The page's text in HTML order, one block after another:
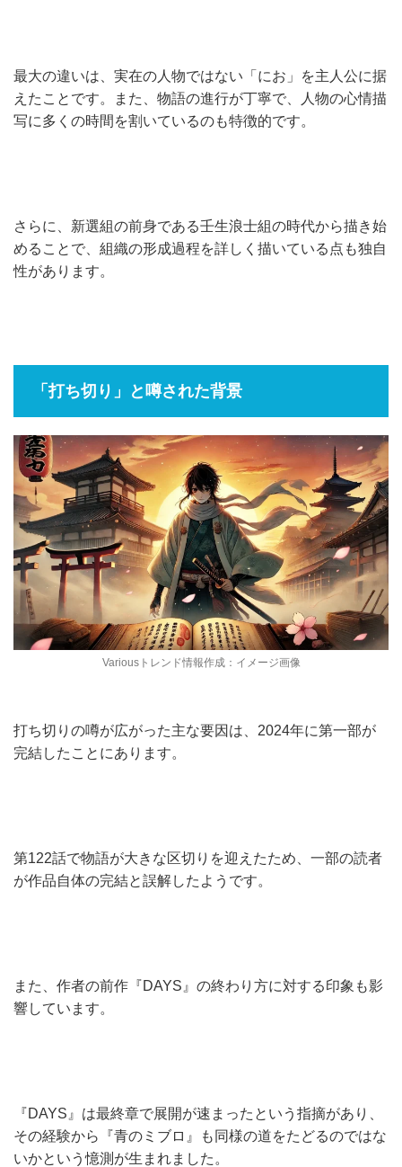
最大の違いは、実在の人物ではない「にお」を主人公に据
えたことです。また、物語の進行が丁寧で、人物の心情描
写に多くの時間を割いているのも特徴的です。
さらに、新選組の前身である壬生浪士組の時代から描き始
めることで、組織の形成過程を詳しく描いている点も独自
性があります。
「打ち切り」と噂された背景
Variousトレンド情報作成：イメージ画像
打ち切りの噂が広がった主な要因は、2024年に第一部が
完結したことにあります。
第122話で物語が大きな区切りを迎えたため、一部の読者
が作品自体の完結と誤解したようです。
また、作者の前作『DAYS』の終わり方に対する印象も影
響しています。
『DAYS』は最終章で展開が速まったという指摘があり、
その経験から『青のミブロ』も同様の道をたどるのではな
いかという憶測が生まれました。